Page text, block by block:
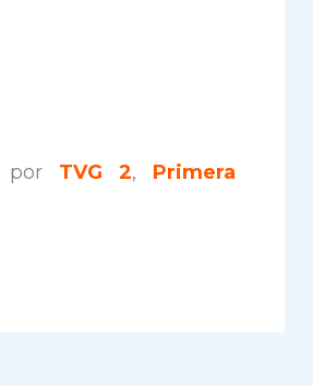
por TVG 2, Primera